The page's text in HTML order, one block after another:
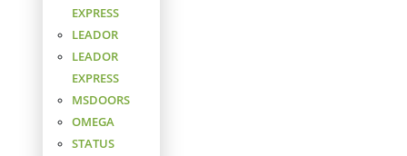
EXPRESS
LEADOR
LEADOR
EXPRESS
MSDOORS
OMEGA
STATUS